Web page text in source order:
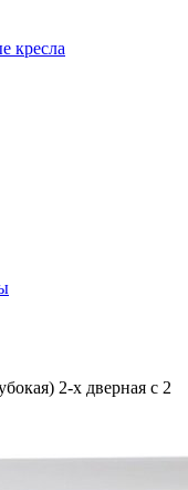
кресла
2-х дверная с 2